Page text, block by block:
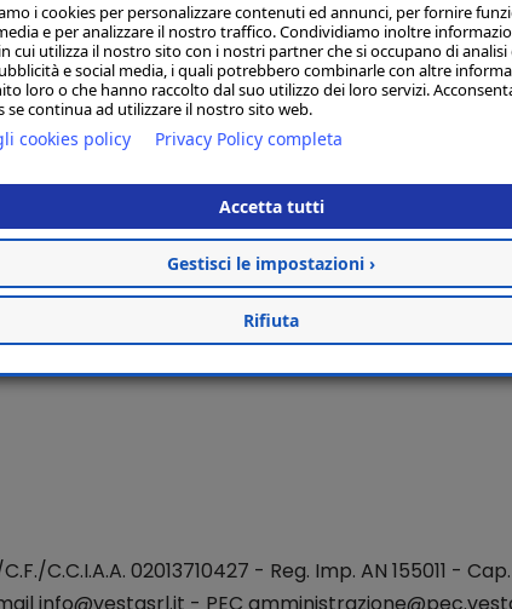
C.C.I.A.A. 02013710427 - Reg. Imp. AN 155011 -
i cookies per personalizzare contenuti ed annunci, per fornire
e per analizzare il nostro traffico. Condividiamo inoltre
cui utilizza il nostro sito con i nostri partner che si occupano di analisi
e social media, i quali potrebbero combinarle con altre
loro o che hanno raccolto dal suo utilizzo dei loro servizi.
se continua ad utilizzare il nostro sito web.
cookies policy Privacy Policy completa
Accetta tutti
Gestisci le impostazioni ›
Rifiuta